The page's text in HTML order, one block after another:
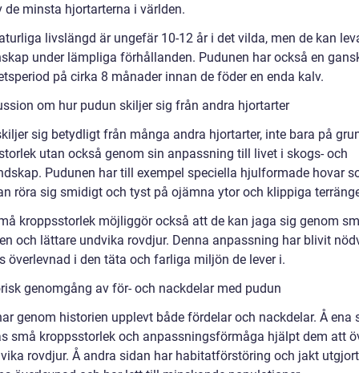
de minsta hjortarterna i världen.
livslängd är ungefär 10-12 år i det vilda, men de kan
under lämpliga förhållanden. Pudunen har också en
på cirka 8 månader innan de föder en enda kalv.
om hur pudun skiljer sig från andra hjortarter
sig betydligt från många andra hjortarter, inte bara på
utan också genom sin anpassning till livet i skogs- och
Pudunen har till exempel speciella hjulformade hovar
röra sig smidigt och tyst på ojämna ytor och klippiga
kroppsstorlek möjliggör också att de kan jaga sig genom
och lättare undvika rovdjur. Denna anpassning har blivit
överlevnad i den täta och farliga miljön de lever i.
genomgång av för- och nackdelar med pudun
genom historien upplevt både fördelar och nackdelar. Å ena
små kroppsstorlek och anpassningsförmåga hjälpt dem att
rovdjur. Å andra sidan har habitatförstöring och jakt